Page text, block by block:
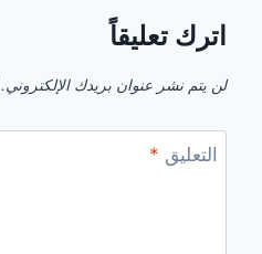
اترك تعليقاً
لن يتم نشر عنوان بريدك الإلكتروني.
التعليق *